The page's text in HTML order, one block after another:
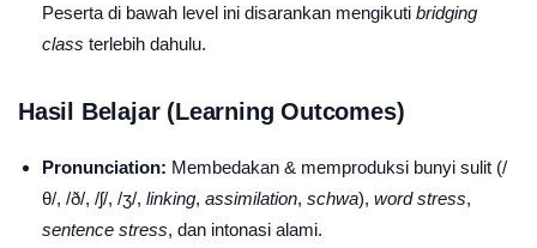
Peserta di bawah level ini disarankan mengikuti bridging
class terlebih dahulu.
Hasil Belajar (Learning Outcomes)
Pronunciation: Membedakan & memproduksi bunyi sulit (/
θ/, /ð/, /ʃ/, /ʒ/, linking, assimilation, schwa), word stress,
sentence stress, dan intonasi alami.